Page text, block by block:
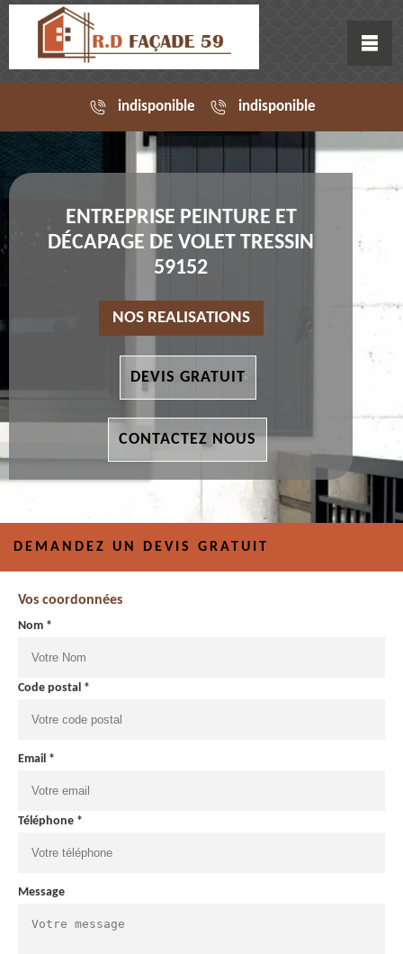
indisponible indisponible
ENTREPRISE PEINTURE ET
DÉCAPAGE DE VOLET TRESSIN
59152
NOS REALISATIONS
DEVIS GRATUIT
CONTACTEZ NOUS
DEMANDEZ UN DEVIS GRATUIT
Vos coordonnées
Nom *
Code postal *
Email *
Téléphone *
Message